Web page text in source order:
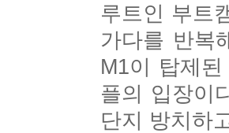
루트인 부트
가다를 반복
M1이 탑제
플의 입장이
단지 방치하